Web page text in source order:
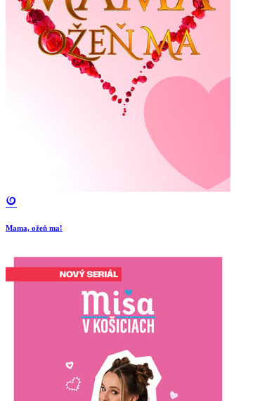
Mama, ožeň ma!